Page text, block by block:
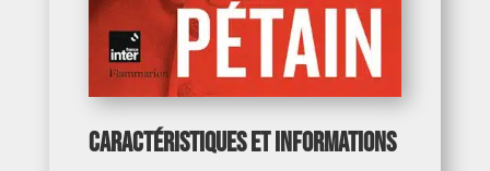
Caractéristiques et informations